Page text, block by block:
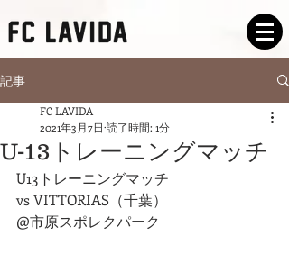
記事
U-13トレーニングマッチ
FC LAVIDA
2021年3月7日 読了時間: 1分
U13トレーニングマッチ
vs VITTORIAS（千葉）
@市原スポレクパーク